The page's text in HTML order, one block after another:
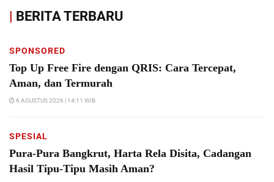
| BERITA TERBARU
SPONSORED
Top Up Free Fire dengan QRIS: Cara Tercepat,
Aman, dan Termurah
6 AGUSTUS 2026 | 14:11 WIB
SPESIAL
Pura-Pura Bangkrut, Harta Rela Disita, Cadangan
Hasil Tipu-Tipu Masih Aman?